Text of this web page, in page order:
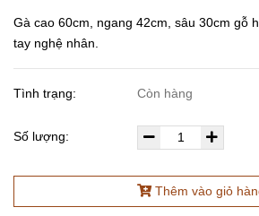
Gà cao 60cm, ngang 42cm, sâu 30cm gỗ
tay nghệ nhân.
Tình trạng: Còn hàng
Số lượng:
Thêm vào giỏ